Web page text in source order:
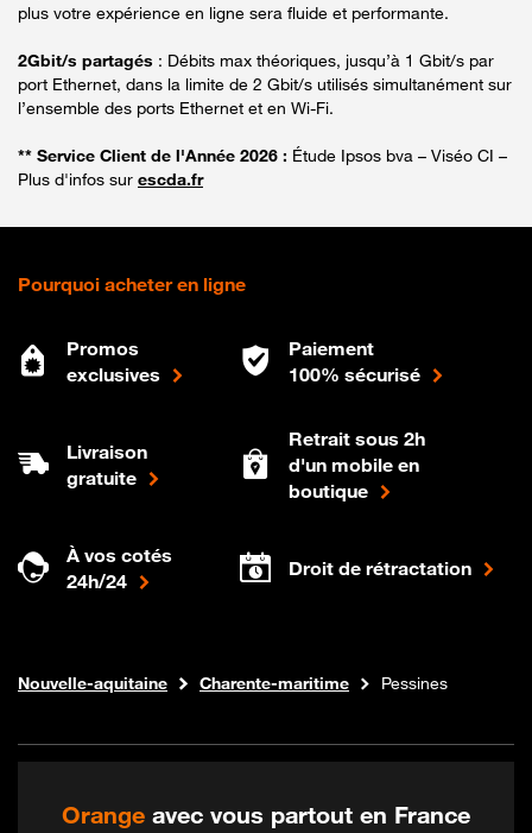
plus votre expérience en ligne sera fluide et performante.
2Gbit/s partagés : Débits max théoriques, jusqu’à 1 Gbit/s par
port Ethernet, dans la limite de 2 Gbit/s utilisés simultanément sur
l’ensemble des ports Ethernet et en Wi-Fi.
** Service Client de l'Année 2026 : Étude Ipsos bva – Viséo CI –
Plus d'infos sur escda.fr
Pourquoi acheter en ligne
Promos
exclusives
Paiement
100% sécurisé
Livraison
gratuite
Retrait sous 2h
d'un mobile en
boutique
À vos cotés
24h/24
Droit de rétractation
Boutique Orange
Internet fibre
Nouvelle-aquitaine Charente-maritime Pessines